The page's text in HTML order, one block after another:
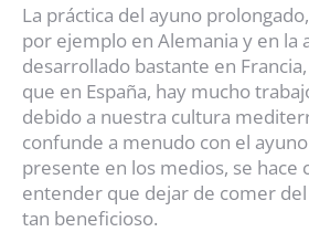
La práctica del ayuno
por ejemplo en Alemania y en la
desarrollado bastante en
que en España, hay mucho
debido a nuestra cultura
confunde a menudo con el
presente en los medios, se hace
entender que dejar de comer
tan beneficioso.